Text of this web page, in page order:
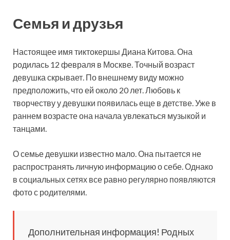
Семья и друзья
Настоящее имя тиктокершы Диана Китова. Она
родилась 12 февраля в Москве. Точный возраст
девушка скрывает. По внешнему виду можно
предположить, что ей около 20 лет. Любовь к
творчеству у девушки появилась еще в детстве. Уже в
раннем возрасте она начала увлекаться музыкой и
танцами.
О семье девушки известно мало. Она пытается не
распространять личную информацию о себе. Однако
в социальных сетях все равно регулярно появляются
фото с родителями.
Дополнительная информация! Родных